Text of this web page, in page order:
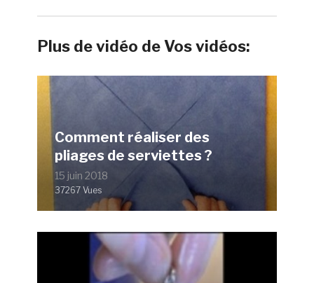
Plus de vidéo de Vos vidéos:
Comment réaliser des
pliages de serviettes ?
15 juin 2018
37267 Vues